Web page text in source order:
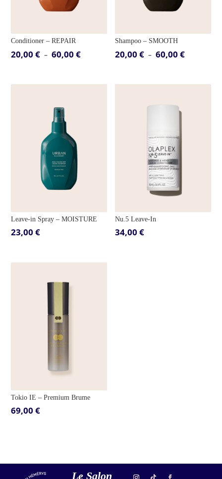
Conditioner – REPAIR
20,00€ – 60,00€Plage
Shampoo – SMOOTH
20,00€ – 60,00€Plage
Leave-in Spray – MOISTURE
23,00€
Nu.5 Leave-In
34,00€
Tokio IE – Premium Brume
69,00€
Le Salon